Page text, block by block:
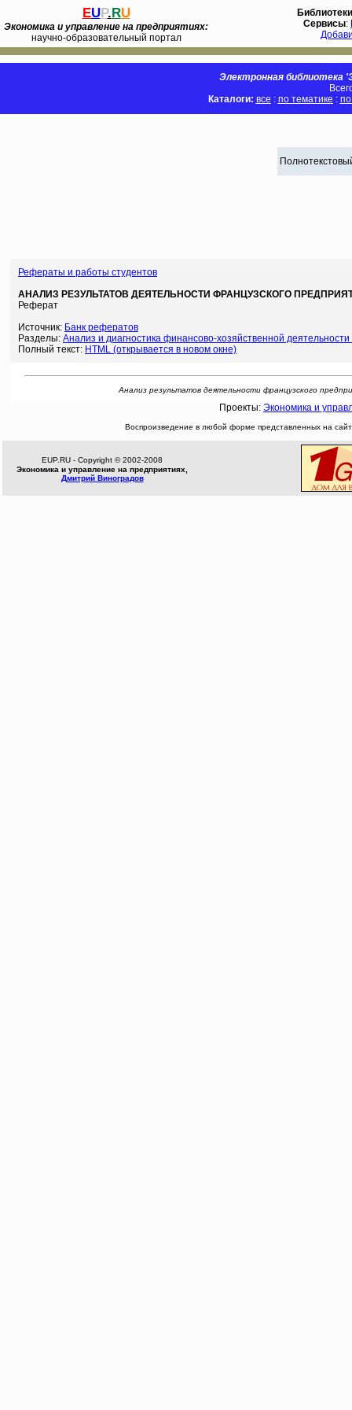
EUP.RU
Экономика и управление на предприятиях:
научно-образовательный портал
Библиотеки
Сервисы:
Электронная библиотека
Каталоги: все : по тематике :
Рефераты и работы студентов
АНАЛИЗ РЕЗУЛЬТАТОВ ДЕЯТЕЛЬНОСТИ ФРАНЦУЗСКОГО
Реферат
Источник: Банк рефератов
Разделы: Анализ и диагностика финансово-хозяйственной
Полный текст: HTML (открывается в новом окне)
Анализ результатов деятельности французского
Проекты: Экономика и
Воспроизведение в любой форме представленных на
EUP.RU - Copyright © 2002-2008
Экономика и управление на предприятиях,
Дмитрий Виноградов